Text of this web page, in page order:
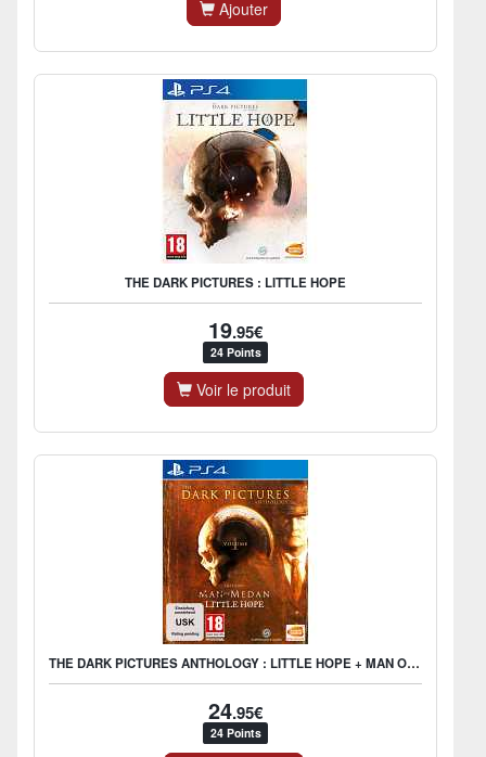
Ajouter
THE DARK PICTURES : LITTLE HOPE
19.95€
24 Points
Voir le produit
THE DARK PICTURES ANTHOLOGY : LITTLE HOPE + MAN OF MEDAN
24.95€
24 Points